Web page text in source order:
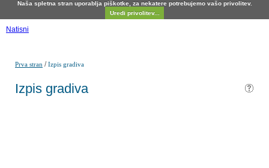
Naša spletna stran uporablja piškotke, za nekatere potrebujemo vašo privolitev.
Uredi privolitev...
Natisni
Prva stran /Izpis gradiva
Izpis gradiva